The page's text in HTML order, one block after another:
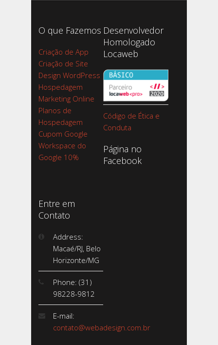
O que Fazemos
Criação de App
Criação de Site
Design WordPress
Hospedagem
Marketing Online
Planos de
Hospedagem
Cupom Google
Workspace do
Google 10%
Desenvolvedor
Homologado
Locaweb
Código de Ética e
Conduta
Página no
Facebook
Entre em
Contato
Address:
Macaé/RJ, Belo
Horizonte/MG
Phone: (31)
98228-9812
E-mail:
contato@webadesign.com.br